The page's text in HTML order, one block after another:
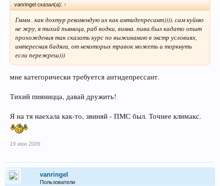
vanringel сказал(а): ↑
Гммм . как дохтур рекомендую их как антидепресант)))). сам куйню
не жру, я тихий пьяница, раб водки, винна. пива.был кадато опыт
прохождения так сказать курс по выживанию в экстр условиях,
интересная бадяга, от некоторых травок можеть и торкнуть
если пережреш)))
мне категорически требуется антидепрессант.
Тихий пияницца, давай дружить!
Я на тя наехала как-то, звиняй - ПМС был. Точнее климакс.
19 июн 2009
vanringel
Пользователи